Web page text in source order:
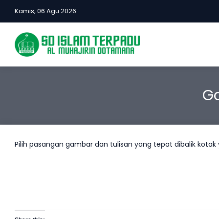
Kamis, 06 Agu 2026
Pilih pasangan gambar dan tulisan yang tepat dibalik